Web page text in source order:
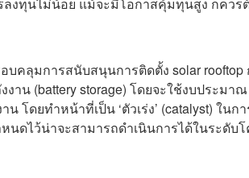
บคลุมการสนับสนุนการติดตั้ง solar
งาน (battery storage) โดยจะใช้งบประม
โดยทำหน้าที่เป็น ‘ตัวเร่ง’ (catalyst) ในก
นดไว้น่าจะสามารถดำเนินการได้ในระดับ